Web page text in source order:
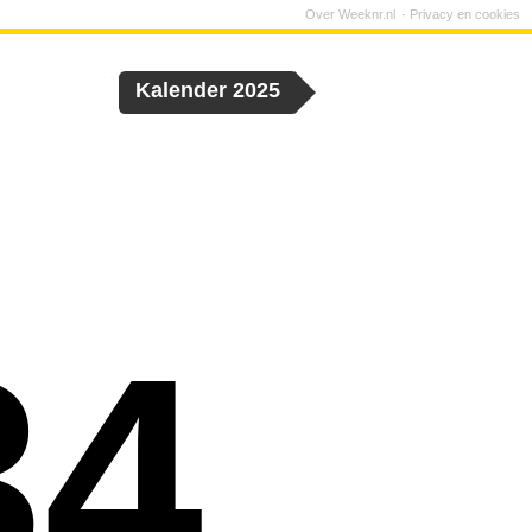
Kalender 2025
Over Weeknr.nl Privacy en cookies